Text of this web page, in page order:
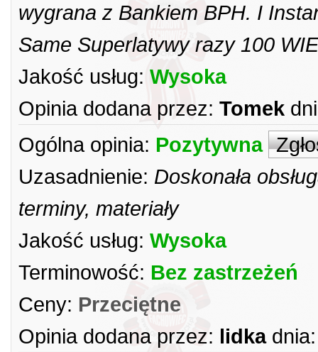
wygrana z Bankiem BPH. I
Same Superlatywy razy 100
Jakość usług: Wysoka
Opinia dodana przez: Tomek
Ogólna opinia: Pozytywna
Uzasadnienie: Doskonała
terminy, materiały
Jakość usług: Wysoka
Terminowość: Bez zastrzeżeń
Ceny: Przeciętne
Opinia dodana przez: lidka dnia: